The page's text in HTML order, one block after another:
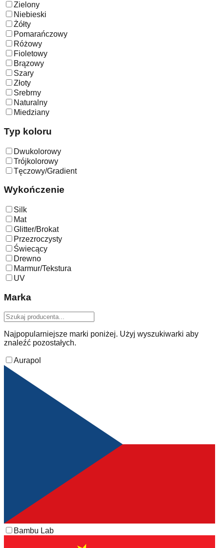
Zielony
Niebieski
Żółty
Pomarańczowy
Różowy
Fioletowy
Brązowy
Szary
Złoty
Srebrny
Naturalny
Miedziany
Typ koloru
Dwukolorowy
Trójkolorowy
Tęczowy/Gradient
Wykończenie
Silk
Mat
Glitter/Brokat
Przezroczysty
Świecący
Drewno
Marmur/Tekstura
UV
Marka
Najpopularniejsze marki poniżej. Użyj wyszukiwarki aby
znaleźć pozostałych.
Aurapol
Bambu Lab